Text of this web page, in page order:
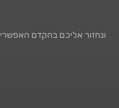
ונחזור אליכם בהקדם האפשרי